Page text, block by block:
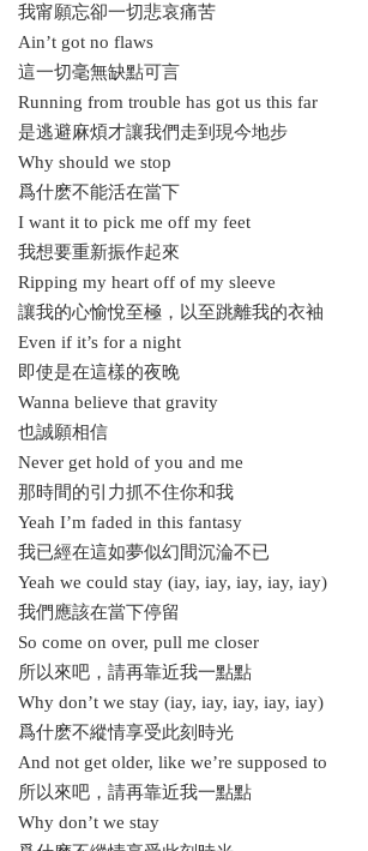
我甯願忘卻一切悲哀痛苦
Ain’t got no flaws
這一切毫無缺點可言
Running from trouble has got us this far
是逃避麻煩才讓我們走到現今地步
Why should we stop
爲什麽不能活在當下
I want it to pick me off my feet
我想要重新振作起來
Ripping my heart off of my sleeve
讓我的心愉悅至極，以至跳離我的衣袖
Even if it’s for a night
即使是在這樣的夜晚
Wanna believe that gravity
也誠願相信
Never get hold of you and me
那時間的引力抓不住你和我
Yeah I’m faded in this fantasy
我已經在這如夢似幻間沉淪不已
Yeah we could stay (iay, iay, iay, iay, iay)
我們應該在當下停留
So come on over, pull me closer
所以來吧，請再靠近我一點點
Why don’t we stay (iay, iay, iay, iay, iay)
爲什麽不縱情享受此刻時光
And not get older, like we’re supposed to
所以來吧，請再靠近我一點點
Why don’t we stay